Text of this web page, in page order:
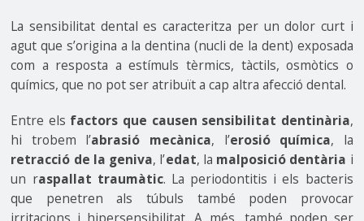
La sensibilitat dental es caracteritza per un dolor curt i
agut que s’origina a la dentina (nucli de la dent) exposada
com a resposta a estímuls tèrmics, tàctils, osmòtics o
químics, que no pot ser atribuït a cap altra afecció dental.
Entre els factors que causen sensibilitat dentinària,
hi trobem l’abrasió mecànica, l’erosió química, la
retracció de la geniva, l’edat, la malposició dentària i
un raspallat traumàtic. La periodontitis i els bacteris
que penetren als túbuls també poden provocar